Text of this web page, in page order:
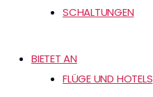
SCHALTUNGEN
BIETET AN
FLÜGE UND HOTELS